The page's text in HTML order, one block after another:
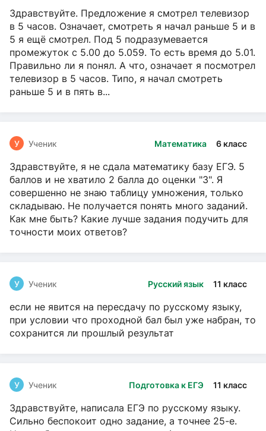
Здравствуйте. Предложение я смотрел телевизор
в 5 часов. Означает, смотреть я начал раньше 5 и в
5 я ещё смотрел. Под 5 подразумевается
промежуток с 5.00 до 5.059. То есть время до 5.01.
Правильно ли я понял. А что, означает я посмотрел
телевизор в 5 часов. Типо, я начал смотреть
раньше 5 и в пять в...
Математика 6 класс
У Ученик
Здравствуйте, я не сдала математику базу ЕГЭ. 5
баллов и не хватило 2 балла до оценки "3". Я
совершенно не знаю таблицу умножения, только
складываю. Не получается понять много заданий.
Как мне быть? Какие лучше задания подучить для
точности моих ответов?
Русский язык 11 класс
У Ученик
если не явится на пересдачу по русскому языку,
при условии что проходной бал был уже набран, то
сохранится ли прошлый результат
Подготовка к ЕГЭ 11 класс
У Ученик
Здравствуйте, написала ЕГЭ по русскому языку.
Сильно беспокоит одно задание, а точнее 25-е.